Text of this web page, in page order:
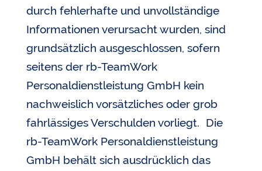
durch fehlerhafte und unvollständige
Informationen verursacht wurden, sind
grundsätzlich ausgeschlossen, sofern
seitens der rb-TeamWork
Personaldienstleistung GmbH kein
nachweislich vorsätzliches oder grob
fahrlässiges Verschulden vorliegt. Die
rb-TeamWork Personaldienstleistung
GmbH behält sich ausdrücklich das